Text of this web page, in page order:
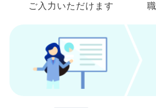
ご入力 いただけます